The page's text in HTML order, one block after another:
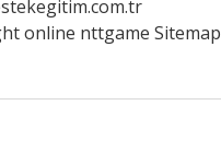
online nttgame Sitemap